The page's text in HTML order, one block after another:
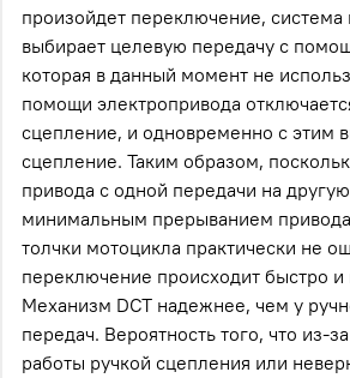
произойдет переключение, система
выбирает целевую передачу с
которая в данный момент не
помощи электропривода
сцепление, и одновременно с этим
сцепление. Таким образом,
привода с одной передачи на
минимальным прерыванием
толчки мотоцикла практически не
переключение происходит быстро и
Механизм DCT надежнее, чем у
передач. Вероятность того, что из-
работы ручкой сцепления или